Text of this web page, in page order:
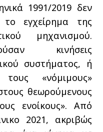
1991/2019 δεν
εγχείρημα της
μηχανισμού.
κινήσεις
συστήματος, ή
«νόμιμους»
θεωρούμενους
ενοίκους». Από
2021, ακριβώς